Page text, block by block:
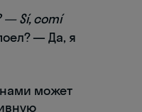
— Sí, comí
— Да, я
может